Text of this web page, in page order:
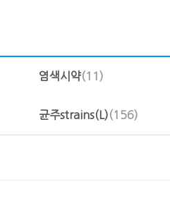
염색시약(11)
균주strains(L)(156)